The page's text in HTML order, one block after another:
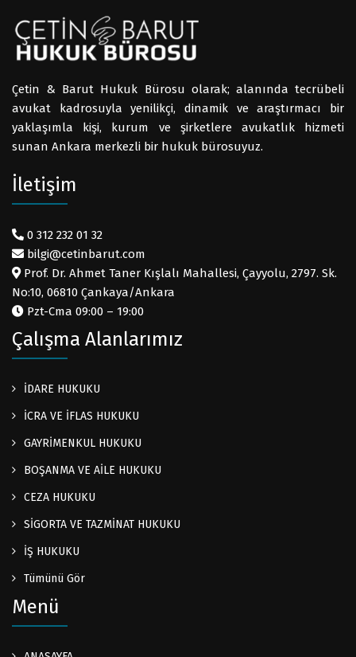
Çetin & Barut Hukuk Bürosu olarak; alanında tecrübeli
avukat kadrosuyla yenilikçi, dinamik ve araştırmacı bir
yaklaşımla kişi, kurum ve şirketlere avukatlık hizmeti
sunan Ankara merkezli bir hukuk bürosuyuz.
İletişim
0 312 232 01 32
bilgi@cetinbarut.com
Prof. Dr. Ahmet Taner Kışlalı Mahallesi, Çayyolu, 2797. Sk.
No:10, 06810 Çankaya/Ankara
Pzt-Cma 09:00 – 19:00
Çalışma Alanlarımız
İDARE HUKUKU
İCRA VE İFLAS HUKUKU
GAYRİMENKUL HUKUKU
BOŞANMA VE AİLE HUKUKU
CEZA HUKUKU
SİGORTA VE TAZMİNAT HUKUKU
İŞ HUKUKU
Tümünü Gör
Menü